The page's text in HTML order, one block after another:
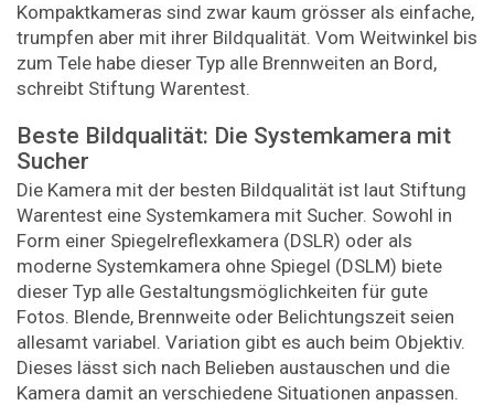
Kompaktkameras sind zwar kaum grösser als einfache,
trumpfen aber mit ihrer Bildqualität. Vom Weitwinkel bis
zum Tele habe dieser Typ alle Brennweiten an Bord,
schreibt Stiftung Warentest.
Beste Bildqualität: Die Systemkamera mit
Sucher
Die Kamera mit der besten Bildqualität ist laut Stiftung
Warentest eine Systemkamera mit Sucher. Sowohl in
Form einer Spiegelreflexkamera (DSLR) oder als
moderne Systemkamera ohne Spiegel (DSLM) biete
dieser Typ alle Gestaltungsmöglichkeiten für gute
Fotos. Blende, Brennweite oder Belichtungszeit seien
allesamt variabel. Variation gibt es auch beim Objektiv.
Dieses lässt sich nach Belieben austauschen und die
Kamera damit an verschiedene Situationen anpassen.